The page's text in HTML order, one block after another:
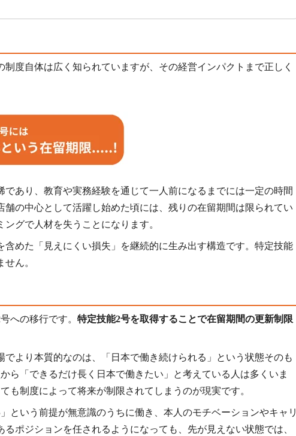
制度自体は広く知られていますが、その経営インパクトまで正しく
あり、教育や実務経験を通じて一人前になるまでには一定の時間
の中心として活躍し始めた頃には、残りの在留期間は限られてい
グで人材を失うことになります。
めた「見えにくい損失」を継続的に生み出す構造です。特定技能
ん。
への移行です。 特定技能2号を取得することで在留期間の更新制限
より本質的なのは、「日本で働き続けられる」という状態そのも
ら「できるだけ長く日本で働きたい」と考えている人は多くいま
も制度によって将来が制限されてしまうのが現実です。
という前提が無意識のうちに働き、本人のモチベーションやキャリ
ポジションを任されるようになっても、先が見えない状態では、